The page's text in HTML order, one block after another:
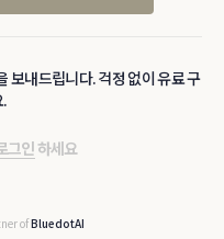
보내드립니다. 걱정 없이 유료 구
.
그인 하세요
ofBluedotAI